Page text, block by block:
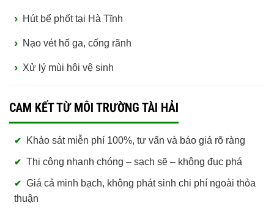
Hút bể phốt tại Hà Tĩnh
Nạo vét hố ga, cống rãnh
Xử lý mùi hôi vệ sinh
CAM KẾT TỪ MÔI TRƯỜNG TÀI HẢI
Khảo sát miễn phí 100%, tư vấn và báo giá rõ ràng
Thi công nhanh chóng – sạch sẽ – không đục phá
Giá cả minh bạch, không phát sinh chi phí ngoài thỏa
thuận